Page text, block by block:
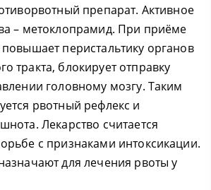
препарат. Активное
– метоклопрамид. При приёме
перистальтику органов
тракта, блокирует отправку
головному мозгу. Таким
рвотный рефлекс и
Лекарство считается
с признаками интоксикации.
для лечения рвоты у